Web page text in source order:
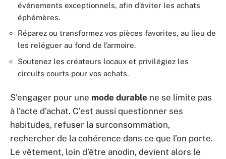
événements exceptionnels, afin d’éviter les achats
éphémères.
Réparez ou transformez vos pièces favorites, au lieu de
les reléguer au fond de l’armoire.
Soutenez les créateurs locaux et privilégiez les
circuits courts pour vos achats.
S’engager pour une mode durable ne se limite pas
à l’acte d’achat. C’est aussi questionner ses
habitudes, refuser la surconsommation,
rechercher de la cohérence dans ce que l’on porte.
Le vêtement, loin d’être anodin, devient alors le